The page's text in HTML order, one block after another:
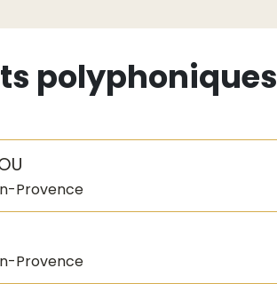
polyphoniques
Provence
Provence